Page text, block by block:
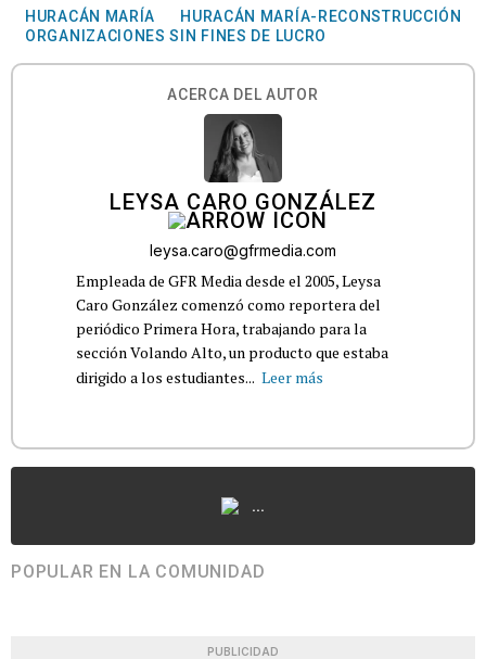
HURACÁN MARÍA
HURACÁN MARÍA-RECONSTRUCCIÓN
ORGANIZACIONES SIN FINES DE LUCRO
ACERCA DEL AUTOR
LEYSA CARO GONZÁLEZ
leysa.caro@gfrmedia.com
Empleada de GFR Media desde el 2005, Leysa
Caro González comenzó como reportera del
periódico Primera Hora, trabajando para la
sección Volando Alto, un producto que estaba
dirigido a los estudiantes... Leer más
...
POPULAR EN LA COMUNIDAD
PUBLICIDAD